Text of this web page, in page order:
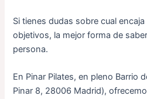
Si tienes dudas sobre cual
objetivos, la mejor forma de
persona.
En Pinar Pilates, en pleno Barrio
Pinar 8, 28006 Madrid),